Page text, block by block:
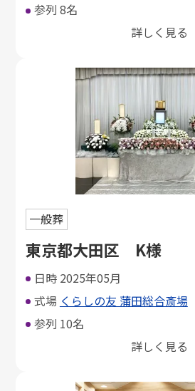
参列 8名
詳しく見る
一般葬
東京都大田区 K様
日時 2025年05月
式場 くらしの友 蒲田総合斎場
参列 10名
詳しく見る